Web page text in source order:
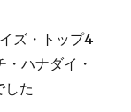
ズ・トップ4
ハナダイ・
した